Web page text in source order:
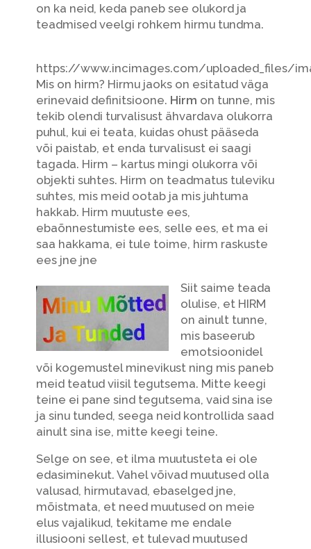
on ka neid, keda paneb see olukord ja
teadmised veelgi rohkem hirmu tundma.
https://www.incimages.com/uploaded_files/
Mis on hirm? Hirmu jaoks on esitatud väga
erinevaid definitsioone. Hirm on tunne, mis
tekib olendi turvalisust ähvardava olukorra
puhul, kui ei teata, kuidas ohust pääseda
või paistab, et enda turvalisust ei saagi
tagada. Hirm – kartus mingi olukorra või
objekti suhtes. Hirm on teadmatus tuleviku
suhtes, mis meid ootab ja mis juhtuma
hakkab. Hirm muutuste ees,
ebaõnnestumiste ees, selle ees, et ma ei
saa hakkama, ei tule toime, hirm raskuste
ees jne jne
Siit saime teada
olulise, et HIRM
on ainult tunne,
mis baseerub
emotsioonidel
või kogemustel minevikust ning mis paneb
meid teatud viisil tegutsema. Mitte keegi
teine ei pane sind tegutsema, vaid sina ise
ja sinu tunded, seega neid kontrollida saad
ainult sina ise, mitte keegi teine.
Selge on see, et ilma muutusteta ei ole
edasiminekut. Vahel võivad muutused olla
valusad, hirmutavad, ebaselged jne,
mõistmata, et need muutused on meie
elus vajalikud, tekitame me endale
illusiooni sellest, et tulevad muutused